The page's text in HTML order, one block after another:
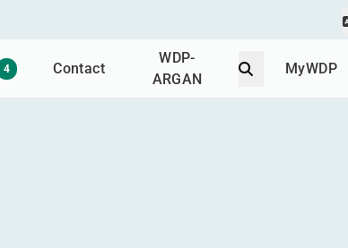
4 Contact
WDP-
ARGAN
ZoekMyWDP